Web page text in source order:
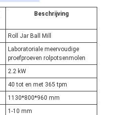
Beschrijving
Roll Jar Ball Mill
Laboratoriale meervoudige
proefproeven rolpotsenmolen
2.2 kW
40 tot en met 365 tpm
1130*800*960 mm
1-10 mm